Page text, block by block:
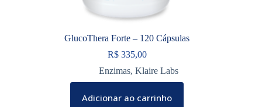
GlucoThera Forte – 120 Cápsulas
R$335,00
Enzimas,Klaire Labs
Adicionar ao carrinho